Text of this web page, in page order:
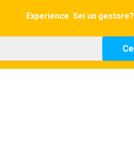
Experience Sei un gestore?